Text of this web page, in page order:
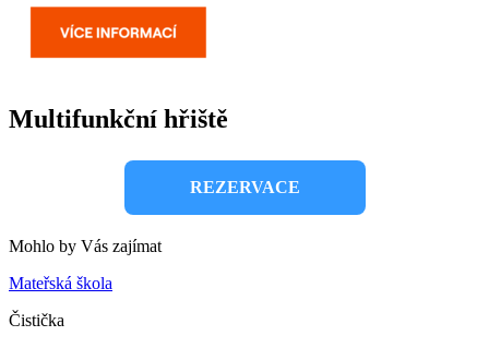
Multifunkční hřiště
REZERVACE
Mohlo by Vás zajímat
Mateřská škola
Čistička